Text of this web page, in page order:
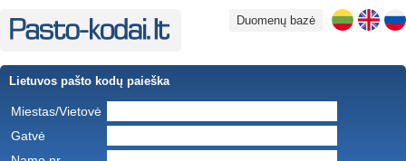
Duomenų bazė
Lietuvos pašto kodų paieška
Miestas/Vietovė
Gatvė